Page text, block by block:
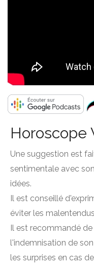
Horoscope
Une suggestion est
sentimentale avec
idées.
Il est conseillé
éviter les
Il est recommandé
l'indemnisation de
les surprises en cas